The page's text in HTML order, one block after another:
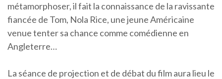
métamorphoser, il fait la connaissance de la ravissante
fiancée de Tom, Nola Rice, une jeune Américaine
venue tenter sa chance comme comédienne en
Angleterre…
La séance de projection et de débat du film aura lieu le